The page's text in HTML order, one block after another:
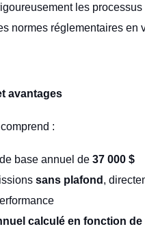
les processus
normes réglementaires en
avantages
:
base annuel de 37 000 $
sans plafond ,
calculé en fonction de